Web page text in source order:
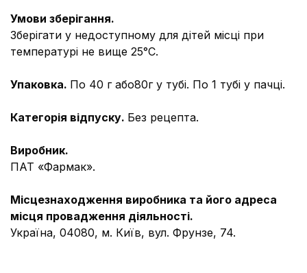
Умови зберігання.
Зберігати у недоступному для дітей місці при
температурі не вище 25°С.
Упаковка. По 40 г або80г у тубі. По 1 тубі у пачці.
Категорія відпуску. Без рецепта.
Виробник.
ПАТ «Фармак».
Місцезнаходження виробника та його адреса
місця провадження діяльності.
Україна, 04080, м. Київ, вул. Фрунзе, 74.